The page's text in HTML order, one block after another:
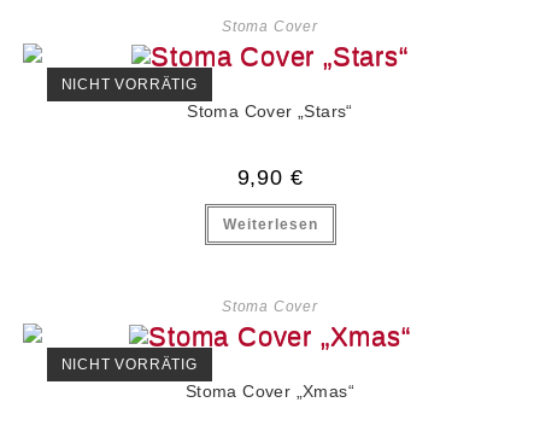
Stoma Cover
NICHT VORRÄTIG
Stoma Cover „Stars“
9,90 €
Weiterlesen
Stoma Cover
NICHT VORRÄTIG
Stoma Cover „Xmas“